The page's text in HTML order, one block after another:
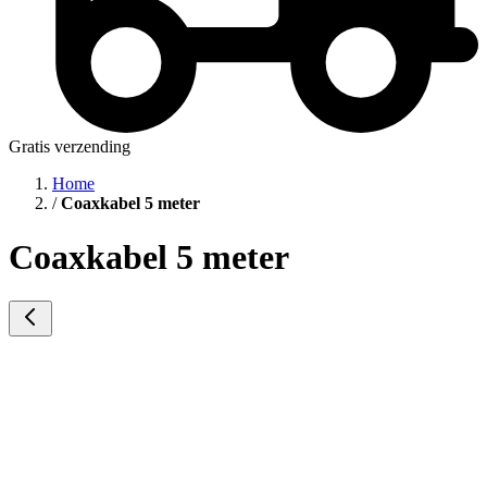
Gratis verzending
Home
/Coaxkabel 5 meter
Coaxkabel 5 meter